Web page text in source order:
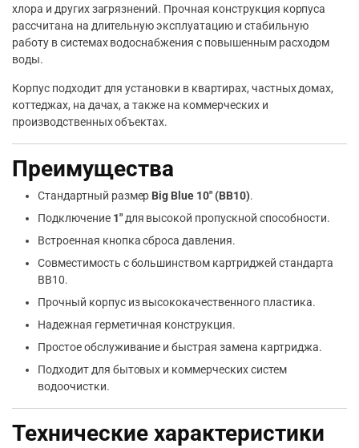
хлора и других загрязнений. Прочная конструкция корпуса
рассчитана на длительную эксплуатацию и стабильную
работу в системах водоснабжения с повышенным расходом
воды.
Корпус подходит для установки в квартирах, частных домах,
коттеджах, на дачах, а также на коммерческих и
производственных объектах.
Преимущества
Стандартный размер Big Blue 10″ (BB10).
Подключение 1″для высокой пропускной способности.
Встроенная кнопка сброса давления.
Совместимость с большинством картриджей стандарта
BB10.
Прочный корпус из высококачественного пластика.
Надежная герметичная конструкция.
Простое обслуживание и быстрая замена картриджа.
Подходит для бытовых и коммерческих систем
водоочистки.
Технические характеристики